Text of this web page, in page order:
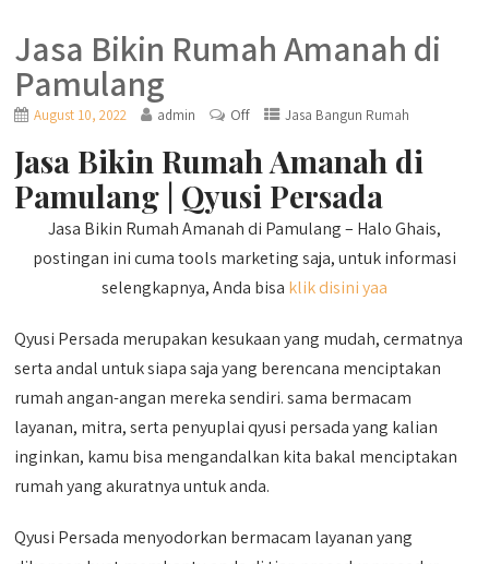
Jasa Bikin Rumah Amanah di
Pamulang
August 10, 2022 admin Off Jasa Bangun Rumah
Jasa Bikin Rumah Amanah di
Pamulang | Qyusi Persada
Jasa Bikin Rumah Amanah di Pamulang – Halo Ghais,
postingan ini cuma tools marketing saja, untuk informasi
selengkapnya, Anda bisa klik disini yaa
Qyusi Persada merupakan kesukaan yang mudah, cermatnya
serta andal untuk siapa saja yang berencana menciptakan
rumah angan-angan mereka sendiri. sama bermacam
layanan, mitra, serta penyuplai qyusi persada yang kalian
inginkan, kamu bisa mengandalkan kita bakal menciptakan
rumah yang akuratnya untuk anda.
Qyusi Persada menyodorkan bermacam layanan yang